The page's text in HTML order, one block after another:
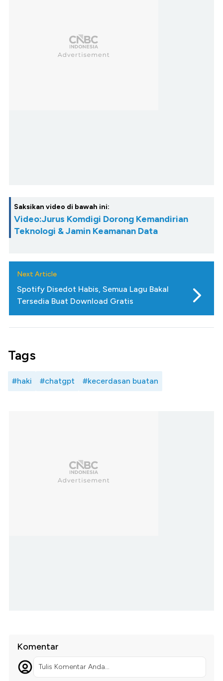
Saksikan video di bawah ini:
Video:Jurus Komdigi Dorong Kemandirian
Teknologi & Jamin Keamanan Data
Next Article
Spotify Disedot Habis, Semua Lagu Bakal
Tersedia Buat Download Gratis
Tags
#haki #chatgpt #kecerdasan buatan
Komentar
Tulis Komentar Anda...